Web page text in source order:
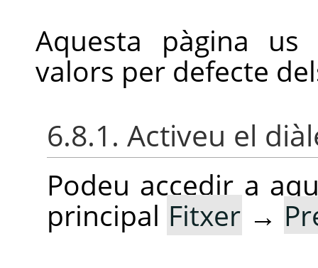
Aquesta pàgina
valors per defecte
6.8.1. Activeu el
Podeu accedir a
principal Fitxer →